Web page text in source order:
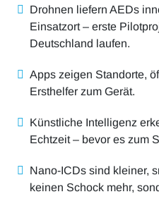
Drohnen liefern AEDs
Einsatzort – erste
Deutschland laufen.
Apps zeigen Standorte,
Ersthelfer zum Gerät.
Künstliche Intelligenz
Echtzeit – bevor es zum
Nano-ICDs sind kleiner,
keinen Schock mehr,